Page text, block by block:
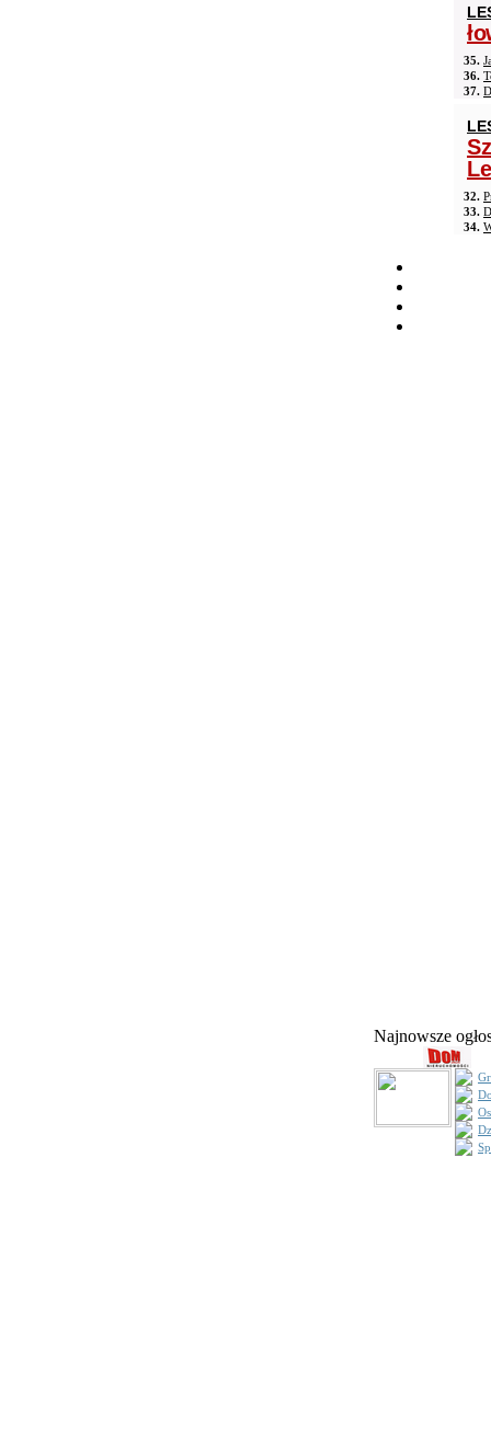
35.
36.
37.
32.
33.
34.
Najnowsze